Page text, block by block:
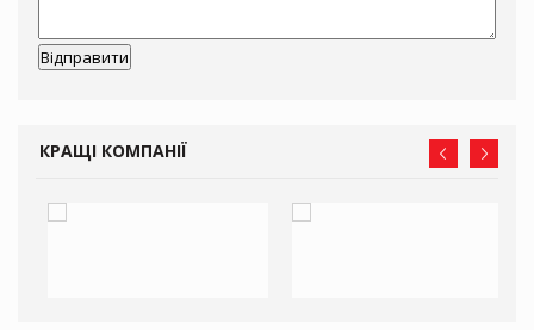
КРАЩІ КОМПАНІЇ